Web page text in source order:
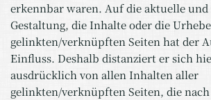
erkennbar waren. Auf die aktuelle
Gestaltung, die Inhalte oder die
gelinkten/verknüpften Seiten hat der
Einfluss. Deshalb distanziert er sich
ausdrücklich von allen Inhalten aller
gelinkten/verknüpften Seiten, die